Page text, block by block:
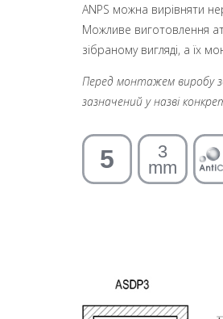
АNPS можна вирівняти
Можливе виготовлення
зібраному вигляді, а їх
Перед монтажем виробу
зазначений у назві